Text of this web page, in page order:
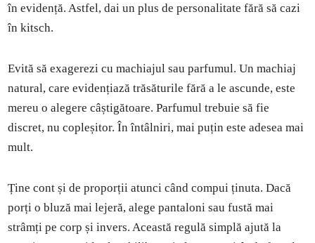
în evidență. Astfel, dai un plus de personalitate fără să cazi
în kitsch.
Evită să exagerezi cu machiajul sau parfumul. Un machiaj
natural, care evidențiază trăsăturile fără a le ascunde, este
mereu o alegere câștigătoare. Parfumul trebuie să fie
discret, nu copleșitor. În întâlniri, mai puțin este adesea mai
mult.
Ține cont și de proporții atunci când compui ținuta. Dacă
porți o bluză mai lejeră, alege pantaloni sau fustă mai
strâmți pe corp și invers. Această regulă simplă ajută la